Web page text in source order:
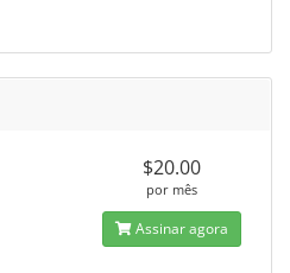
$20.00
por mês
Assinar agora